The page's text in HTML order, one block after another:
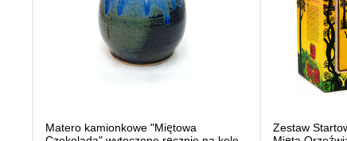
Matero kamionkowe "Miętowa
Zestaw